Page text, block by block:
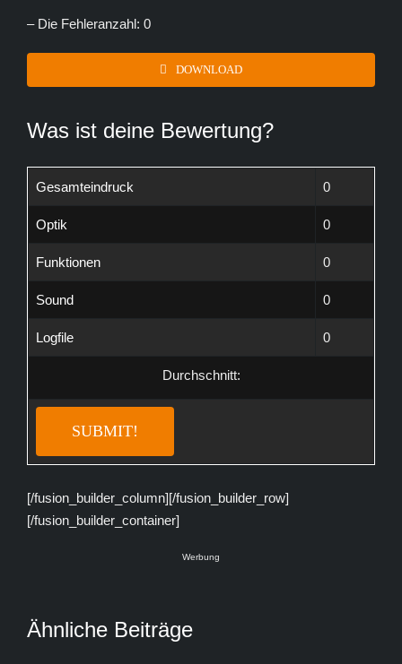
– Die Fehleranzahl: 0
DOWNLOAD
Was ist deine Bewertung?
Gesamteindruck 0
Optik 0
Funktionen 0
Sound 0
Logfile 0
Durchschnitt:
[/fusion_builder_column][/fusion_builder_row]
[/fusion_builder_container]
Werbung
Ähnliche Beiträge